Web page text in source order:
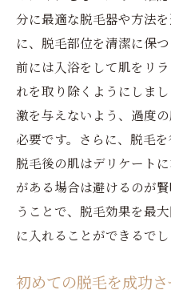
分に最適な脱毛器や方法
に、脱毛部位を清潔に保
前には入浴をして肌をリ
れを取り除くようにしま
激を与えないよう、過度
必要です。さらに、脱毛
脱毛後の肌はデリケート
がある場合は避けるのが
うことで、脱毛効果を最
に入れることができるでし
初めての脱毛を成功